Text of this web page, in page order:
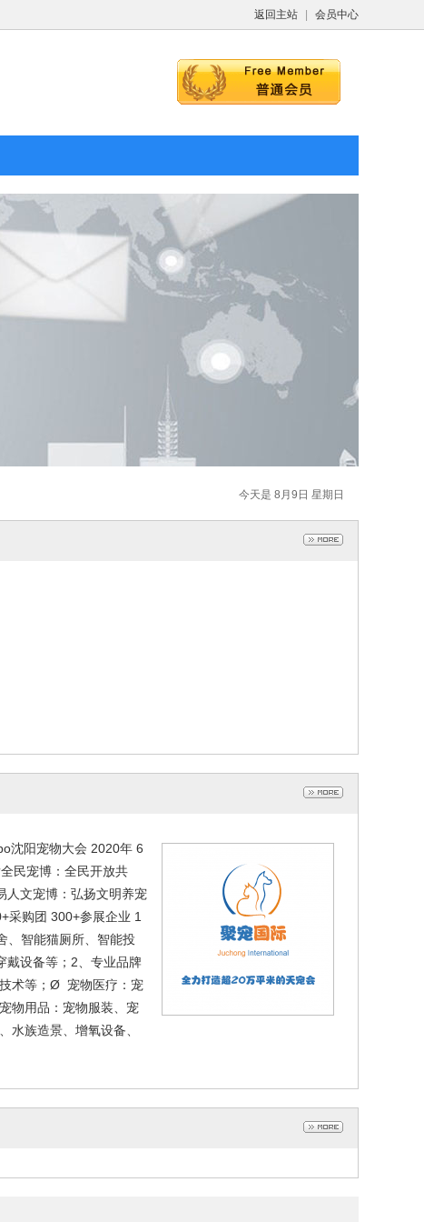
返回主站 会员中心
今天是 8月9日 星期日
沈阳宠物大会 2020年 6
民宠博：全民开放共
人文宠博：弘扬文明养宠
采购团 300+参展企业 1
智能猫厕所、智能投
戴设备等；2、专业品牌
术等；Ø 宠物医疗：宠
物用品：宠物服装、宠
族造景、增氧设备、